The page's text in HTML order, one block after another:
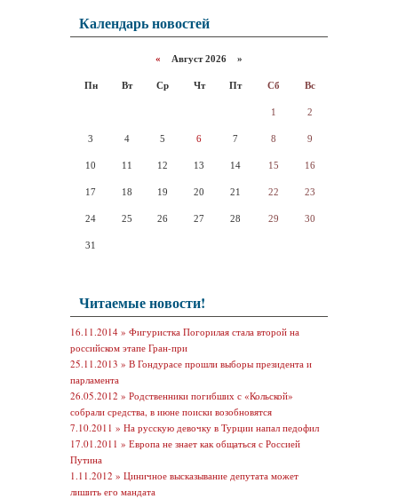
Календарь новостей
« Август 2026 »
Пн Вт Ср Чт Пт Сб Вс
1 2
3 4 5 6 7 8 9
10 11 12 13 14 15 16
17 18 19 20 21 22 23
24 25 26 27 28 29 30
31
Читаемые новости!
16.11.2014 » Фигуристка Погорилая стала второй на
российском этапе Гран-при
25.11.2013 » В Гондурасе прошли выборы президента и
парламента
26.05.2012 » Родственники погибших с «Кольской»
собрали средства, в июне поиски возобновятся
7.10.2011 » На русскую девочку в Турции напал педофил
17.01.2011 » Европа не знает как общаться с Россией
Путина
1.11.2012 » Циничное высказывание депутата может
лишить его мандата